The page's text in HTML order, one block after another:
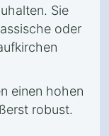
Sie
oder
einen hohen
robust.